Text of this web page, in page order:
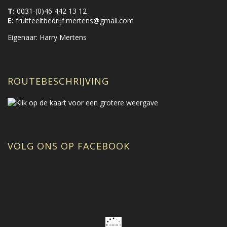
T: 0031-(0)46 442 13 12
E:fruitteeltbedrijf.mertens@gmail.com
Eigenaar: Harry Mertens
ROUTEBESCHRIJVING
VOLG ONS OP FACEBOOK